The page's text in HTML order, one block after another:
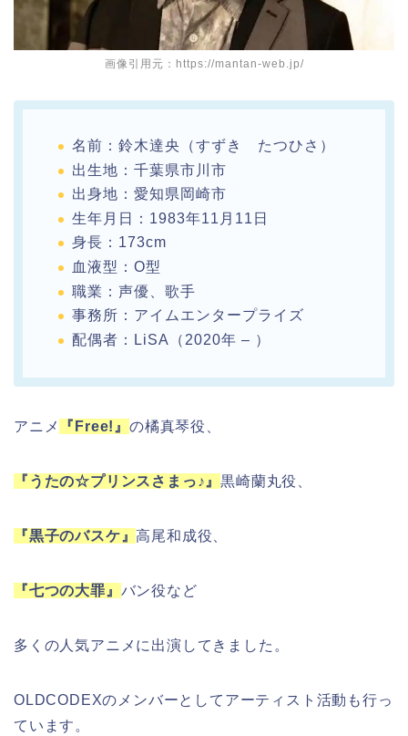
画像引用元：https://mantan-web.jp/
名前：鈴木達央（すずき たつひさ）
出生地：千葉県市川市
出身地：愛知県岡崎市
生年月日：1983年11月11日
身長：173cm
血液型：O型
職業：声優、歌手
事務所：アイムエンタープライズ
配偶者：LiSA（2020年 – ）
アニメ 『Free!』の橘真琴役、
『うたの☆プリンスさまっ♪』黒崎蘭丸役、
『黒子のバスケ』高尾和成役、
『七つの大罪』 バン役など
多くの人気アニメに出演してきました。
OLDCODEXのメンバーとしてアーティスト活動も行っ
ています。